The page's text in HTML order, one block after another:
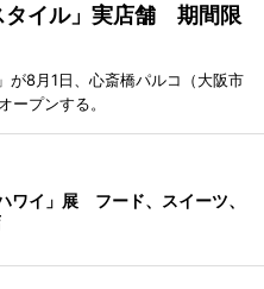
タイル」実店舗 期間限
が8月1日、心斎橋パルコ（大阪市
ープンする。
ワイ」展 フード、スイーツ、